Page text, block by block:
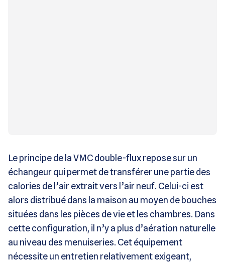
Le principe de la VMC double-flux repose sur un
échangeur qui permet de transférer une partie des
calories de l’air extrait vers l’air neuf. Celui-ci est
alors distribué dans la maison au moyen de bouches
situées dans les pièces de vie et les chambres. Dans
cette configuration, il n’y a plus d’aération naturelle
au niveau des menuiseries. Cet équipement
nécessite un entretien relativement exigeant,